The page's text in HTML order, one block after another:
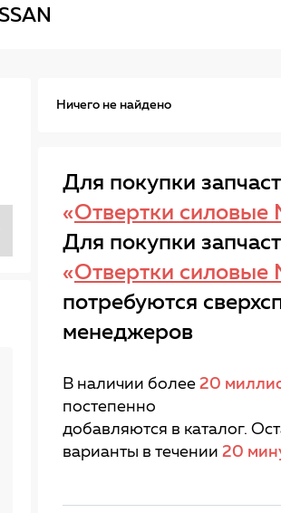
Ничего не найдено
Для покупки
«Отвертки силовые
Для покупки
«Отвертки силовые
потребуются
менеджеров
В наличии более 20
постепенно
добавляются в каталог.
варианты в течении 20